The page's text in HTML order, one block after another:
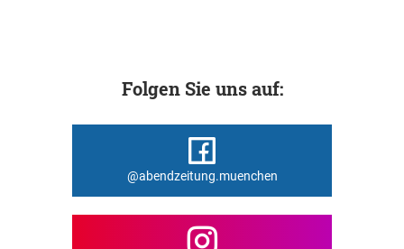
Folgen Sie uns auf:
@abendzeitung.muenchen